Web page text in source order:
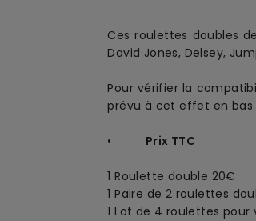
Ces roulettes doubles
David Jones, Delsey,
Pour vérifier la
prévu à cet effet en bas
• Prix TTC
1 Roulette double 20€
1 Paire de 2 roulettes
1 Lot de 4 roulettes